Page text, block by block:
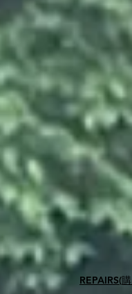
​REPAIRS(